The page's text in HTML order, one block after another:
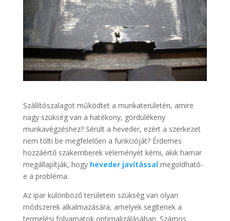
Szállítószalagot működtet a munkaterületén, amire
nagy szükség van a hatékony, gördülékeny
munkavégzéshez? Sérült a heveder, ezért a szerkezet
nem tölti be megfelelően a funkcióját? Érdemes
hozzáértő szakemberek véleményét kérni, akik hamar
megállapítják, hogy heveder javítással megoldható-
e a probléma.
Az ipar különböző területein szükség van olyan
módszerek alkalmazására, amelyek segítenek a
termelési folyamatok optimalizálásában. Számos